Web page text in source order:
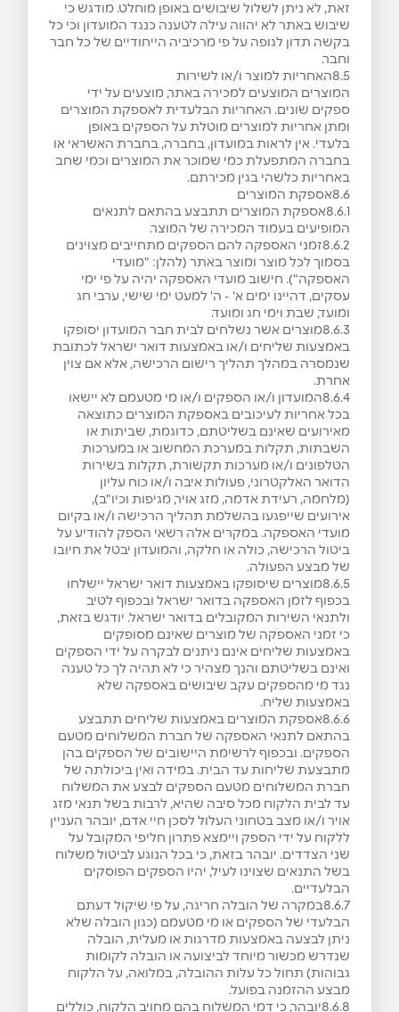
זאת, לא ניתן לשלול שיבושים באופן מוחלט. מודגש כי
שיבוש באתר לא יהווה עילה לטענה כנגד המועדון וכי כל
בקשה תדון לגופה על פי מרכיביה הייחודיים של כל חבר
וחבר.
8.5האחריות למוצר ו/או לשירות
המוצרים המוצעים למכירה באתר, מוצעים על ידי
ספקים שונים. האחריות הבלעדית לאספקת המוצרים
ומתן אחריות למוצרים מוטלת על הספקים באופן
בלעדי. אין לראות במועדון, בחברה, בחברת האשראי או
בחברה המתפעלת כמי שמוכר את המוצרים וכמי שחב
באחריות כלשהי בגין מכירתם.
8.6אספקת המוצרים
8.6.1אספקת המוצרים תתבצע בהתאם לתנאים
המופיעים בעמוד המכירה של המוצר.
8.6.2זמני האספקה להם הספקים מתחייבים מצוינים
בסמוך לכל מוצר ומוצר באתר (להלן: "מועדי
האספקה"). חישוב מועדי האספקה יהיה על פי ימי
עסקים, דהיינו ימים א' - ה' למעט ימי שישי, ערבי חג
ומועד, שבת וימי חג ומועד.
8.6.3מוצרים אשר נשלחים לבית חבר המועדון יסופקו
באמצעות שליחים ו/או באמצעות דואר ישראל לכתובת
שנמסרה במהלך תהליך רישום הרכישה, אלא אם צוין
אחרת.
8.6.4המועדון ו/או הספקים ו/או מי מטעמם לא יישאו
בכל אחריות לעיכובים באספקת המוצרים כתוצאה
מאירועים שאינם בשליטתם, כדוגמת, שביתות או
השבתות, תקלות במערכת המחשוב או במערכות
הטלפונים ו/או מערכות תקשורת, תקלות בשירות
הדואר האלקטרוני, פעולות איבה ו/או כוח עליון
(מלחמה, רעידת אדמה, מזג אויר, מגיפות וכיו"ב),
אירועים שייפגעו בהשלמת תהליך הרכישה ו/או בקיום
מועדי האספקה. במקרים אלה רשאי הספק להודיע על
ביטול הרכישה, כולה או חלקה, והמועדון יבטל את חיובו
של מבצע הפעולה.
8.6.5מוצרים שיסופקו באמצעות דואר ישראל יישלחו
בכפוף לזמן האספקה בדואר ישראל ובכפוף לטיב
ולתנאי השירות המקובלים בדואר ישראל. יודגש בזאת,
כי זמני האספקה של מוצרים שאינם מסופקים
באמצעות שליחים אינם ניתנים לבקרה על ידי הספקים
ואינם בשליטתם והנך מצהיר כי לא תהיה לך כל טענה
נגד מי מהספקים עקב שיבושים באספקה שלא
באמצעות שליח.
8.6.6אספקת המוצרים באמצעות שליחים תתבצע
בהתאם לתנאי האספקה של חברת המשלוחים מטעם
הספקים. ובכפוף לרשימת היישובים של הספקים בהן
מתבצעת שליחות עד הבית. במידה ואין ביכולתה של
חברת המשלוחים מטעם הספקים לבצע את המשלוח
עד לבית הלקוח מכל סיבה שהיא, לרבות בשל תנאי מזג
אויר ו/או מצב בטחוני העלול לסכן חיי אדם, יובהר העניין
ללקוח על ידי הספק ויימצא פתרון חליפי המקובל על
שני הצדדים. יובהר בזאת, כי בכל הנוגע לביטול משלוח
בשל התנאים שצוינו לעיל, יהיו הספקים הפוסקים
הבלעדיים.
8.6.7במקרה של הובלה חריגה, על פי שיקול דעתם
הבלעדי של הספקים או מי מטעמם (כגון הובלה שלא
ניתן לבצעה באמצעות מדרגות או מעלית, הובלה
שנדרש מכשור מיוחד לביצועה או הובלה לקומות
גבוהות) תחול כל עלות ההובלה, במלואה, על הלקוח
מבצע ההזמנה בפועל.
8.6.8יובהר, כי דמי המשלוח בהם מחויב הלקוח, כוללים